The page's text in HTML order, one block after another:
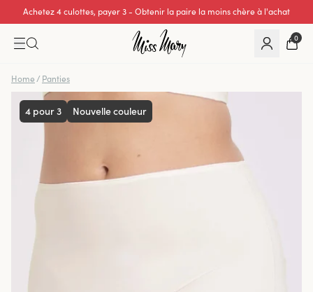
Achetez 4 culottes, payer 3 - Obtenir la paire la moins chère à l'achat
0
Home / Panties
4 pour 3 Nouvelle couleur